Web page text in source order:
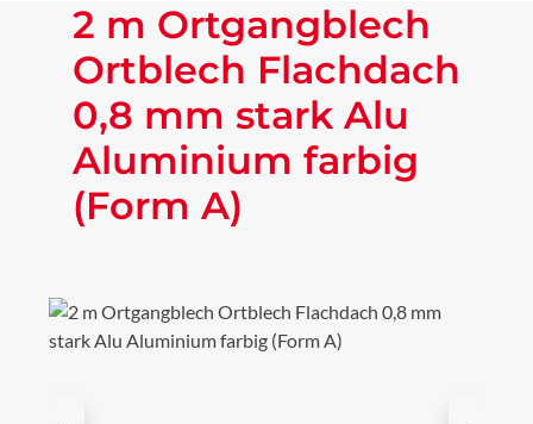
2 m Ortgangblech
Ortblech Flachdach
0,8 mm stark Alu
Aluminium farbig
(Form A)
Bildergalerie überspringen